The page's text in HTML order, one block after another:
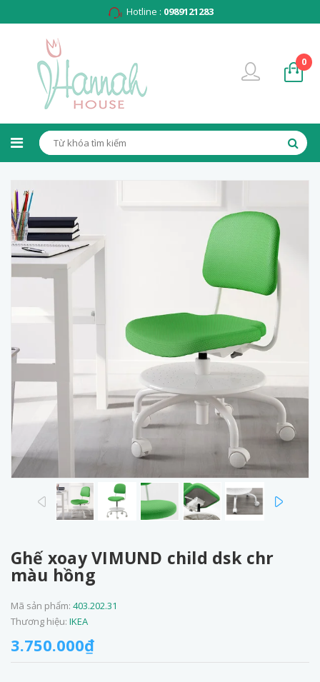
Hotline : 0989121283
0
prev
Ghế xoay VIMUND child dsk chr
màu hồng
Mã sản phẩm: 403.202.31
Thương hiệu: IKEA
3.750.000₫